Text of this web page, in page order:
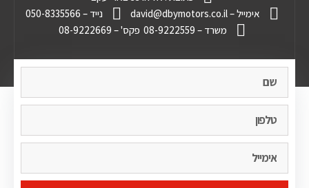
אימייל – david@dbymotors.co.il
נייד – 050-8335566
משרד – 08-9222559
פקס' – 08-9222669